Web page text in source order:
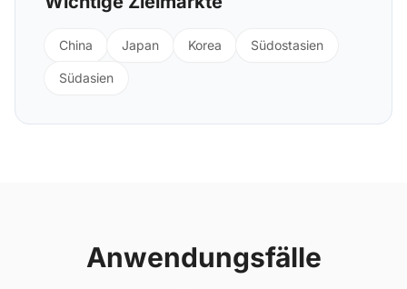
China Japan Korea Südostasien
Südasien
Anwendungsfälle